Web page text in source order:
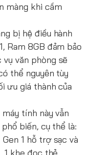
màng khi cầm
bị hệ điều hành
Ram 8GB đảm bảo
văn phòng sẽ
thể nguyên tùy
ưu giá thành của
tính này vẫn
biến, cụ thể là:
1 hỗ trợ sạc và